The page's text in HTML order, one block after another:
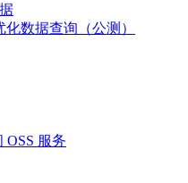
化数据查询（公测）
OSS 服务